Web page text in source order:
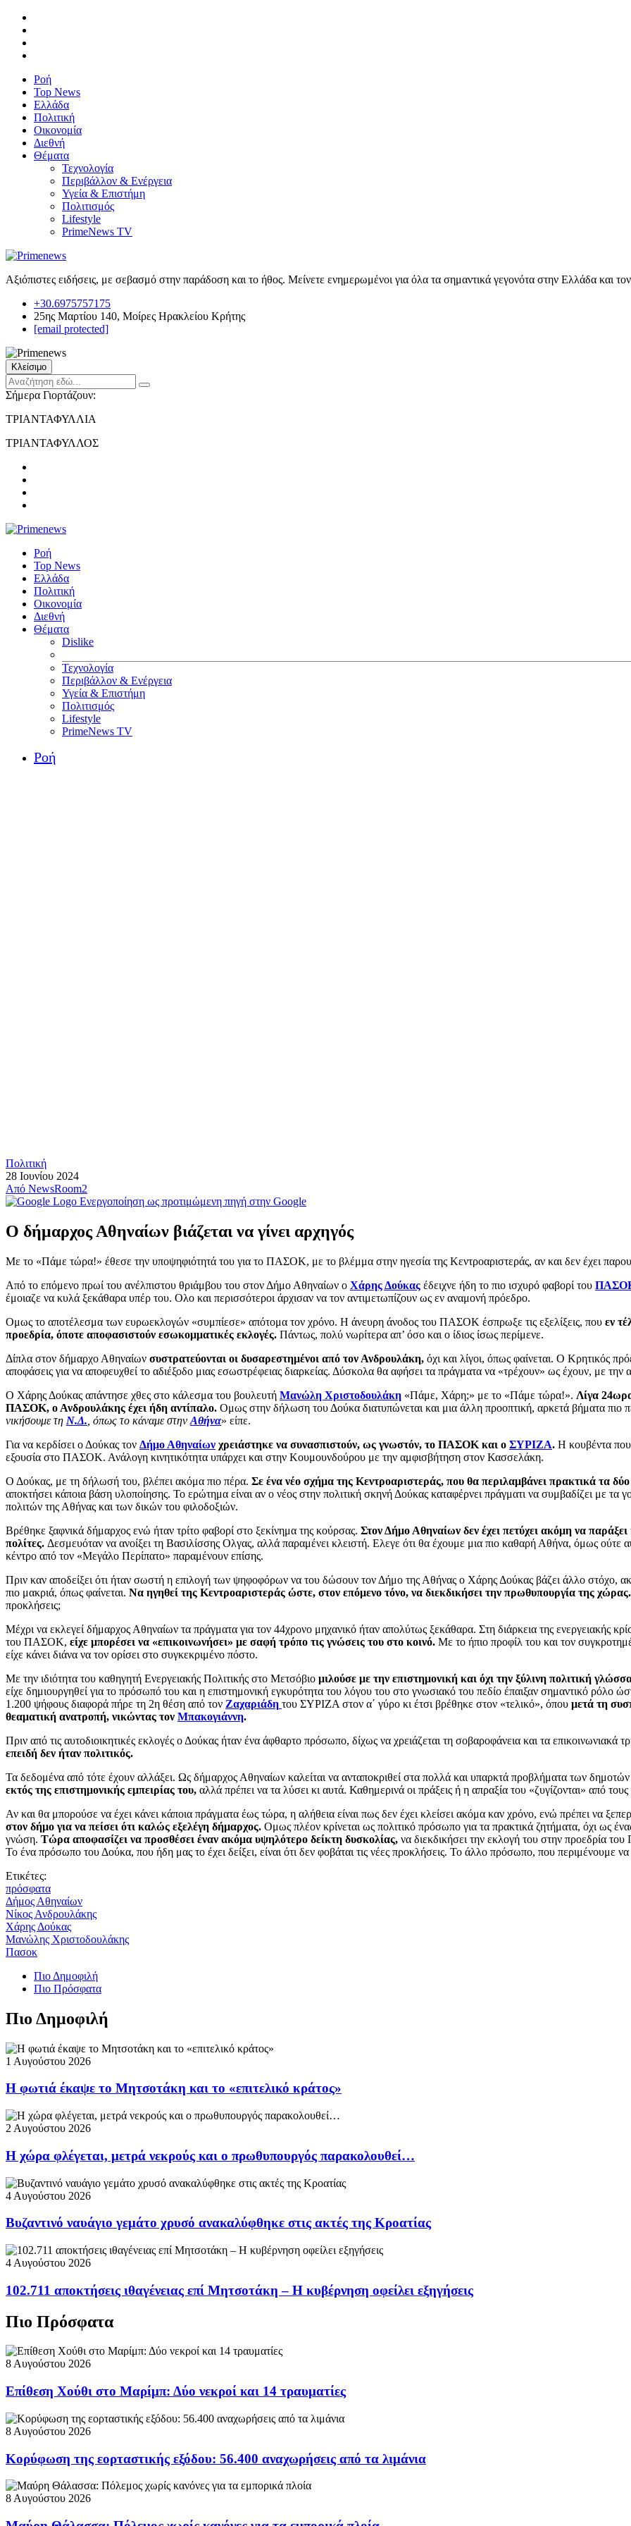
Ροή
Top News
Ελλάδα
Πολιτική
Οικονομία
Διεθνή
Θέματα
Τεχνολογία
Περιβάλλον & Ενέργεια
Υγεία & Επιστήμη
Πολιτισμός
Lifestyle
PrimeNews TV
Αξιόπιστες ειδήσεις, με σεβασμό στην παράδοση και το ήθος. Μείνετε ενημερωμένοι για όλα τα σημαντικά γεγονότα στην Ελλάδα και
+30.6975757175
25ης Μαρτίου 140, Μοίρες Ηρακλείου Κρήτης
[email protected]
Κλείσιμο
Σήμερα Γιορτάζουν:
ΤΡΙΑΝΤΑΦΥΛΛΙΑ
ΤΡΙΑΝΤΑΦΥΛΛΟΣ
Ροή
Top News
Ελλάδα
Πολιτική
Οικονομία
Διεθνή
Θέματα
Dislike
Τεχνολογία
Περιβάλλον & Ενέργεια
Υγεία & Επιστήμη
Πολιτισμός
Lifestyle
PrimeNews TV
Ροή
Πολιτική
28 Ιουνίου 2024
Από NewsRoom2
Ενεργοποίηση ως προτιμώμενη πηγή στην Google
Ο δήμαρχος Αθηναίων βιάζεται να γίνει αρχηγός
Με το «Πάμε τώρα!» έθεσε την υποψηφιότητά του για το ΠΑΣΟΚ, με το βλέμμα στην ηγεσία της Κεντροαριστεράς, αν και δεν έχει
Από το επόμενο πρωί του ανέλπιστου θριάμβου του στον Δήμο Αθηναίων ο Χάρης Δούκας έδειχνε ήδη το πιο ισχυρό φαβορί του
έμοιαζε να κυλά ξεκάθαρα υπέρ του. Ολο και περισσότεροι άρχισαν να τον αντιμετωπίζουν ως εν αναμονή πρόεδρο.
Ομως το αποτέλεσμα των ευρωεκλογών «συμπίεσε» απότομα τον χρόνο. Η άνευρη άνοδος του ΠΑΣΟΚ έσπρωξε τις εξελίξεις, που εν
προεδρία, όποτε αποφασιστούν εσωκομματικές εκλογές. Πάντως, πολύ νωρίτερα απ’ όσο και ο ίδιος ίσως περίμενε.
Δίπλα στον δήμαρχο Αθηναίων συστρατεύονται οι δυσαρεστημένοι από τον Ανδρουλάκη, όχι και λίγοι, όπως φαίνεται. Ο Κρητικός
αποφάσεις για να αποφευχθεί το αδιέξοδο μιας εσωστρέφειας διαρκείας. Δύσκολα θα αφήσει τα πράγματα να «τρέχουν» ως έχουν, με την
Ο Χάρης Δούκας απάντησε χθες στο κάλεσμα του βουλευτή Μανώλη Χριστοδουλάκη «Πάμε, Χάρη;» με το «Πάμε τώρα!». Λίγα
ΠΑΣΟΚ, ο Ανδρουλάκης έχει ήδη αντίπαλο. Ομως στην δήλωση του Δούκα διατυπώνεται και μια άλλη προοπτική, αρκετά βήματα πιο
νικήσουμε τη Ν.Δ. , όπως το κάναμε στην Αθήνα» είπε.
Για να κερδίσει ο Δούκας τον Δήμο Αθηναίων χρειάστηκε να συνασπιστούν, ως γνωστόν, το ΠΑΣΟΚ και ο ΣΥΡΙΖΑ. Η κουβέντα που
εξουσία στο ΠΑΣΟΚ. Ανάλογη κινητικότητα υπάρχει και στην Κουμουνδούρου με την αμφισβήτηση στον Κασσελάκη.
Ο Δούκας, με τη δήλωσή του, βλέπει ακόμα πιο πέρα. Σε ένα νέο σχήμα της Κεντροαριστεράς, που θα περιλαμβάνει πρακτικά τα
αποκτήσει κάποια βάση υλοποίησης. Το ερώτημα είναι αν ο νέος στην πολιτική σκηνή Δούκας καταφέρνει πράγματι να συμβαδίζει με
πολιτών της Αθήνας και των δικών του φιλοδοξιών.
Βρέθηκε ξαφνικά δήμαρχος ενώ ήταν τρίτο φαβορί στο ξεκίνημα της κούρσας. Στον Δήμο Αθηναίων δεν έχει πετύχει ακόμη να
πολίτες. Δεσμευόταν να ανοίξει τη Βασιλίσσης Ολγας, αλλά παραμένει κλειστή. Ελεγε ότι θα έχουμε μια πιο καθαρή Αθήνα, όμως
κέντρο από τον «Μεγάλο Περίπατο» παραμένουν επίσης.
Πριν καν αποδείξει ότι ήταν σωστή η επιλογή των ψηφοφόρων να του δώσουν τον Δήμο της Αθήνας ο Χάρης Δούκας βάζει άλλο
πιο μακριά, όπως φαίνεται. Να ηγηθεί της Κεντροαριστεράς ώστε, στον επόμενο τόνο, να διεκδικήσει την πρωθυπουργία της χώρας.
προκλήσεις;
Μέχρι να εκλεγεί δήμαρχος Αθηναίων τα πράγματα για τον 44χρονο μηχανικό ήταν απολύτως ξεκάθαρα. Στη διάρκεια της ενεργειακής
του ΠΑΣΟΚ, είχε μπορέσει να «επικοινωνήσει» με σαφή τρόπο τις γνώσεις του στο κοινό. Με το ήπιο προφίλ του και τον
είχε κάνει διάνα να τον ορίσει στο συγκεκριμένο πόστο.
Με την ιδιότητα του καθηγητή Ενεργειακής Πολιτικής στο Μετσόβιο μιλούσε με την επιστημονική και όχι την ξύλινη πολιτική
είχε δημιουργηθεί για το πρόσωπό του και η επιστημονική εγκυρότητα του λόγου του στο γνωσιακό του πεδίο έπαιξαν σημαντικό
1.200 ψήφους διαφορά πήρε τη 2η θέση από τον Ζαχαριάδη του ΣΥΡΙΖΑ στον α΄ γύρο κι έτσι βρέθηκε στον «τελικό», όπου μετά τη
θεαματική ανατροπή, νικώντας τον Μπακογιάννη.
Πριν από τις αυτοδιοικητικές εκλογές ο Δούκας ήταν ένα άφθαρτο πρόσωπο, δίχως να χρειάζεται τη σοβαροφάνεια και τα επικοινωνιακά
επειδή δεν ήταν πολιτικός.
Τα δεδομένα από τότε έχουν αλλάξει. Ως δήμαρχος Αθηναίων καλείται να ανταποκριθεί στα πολλά και υπαρκτά προβλήματα των δημοτών
εκτός της επιστημονικής εμπειρίας του, αλλά πρέπει να τα λύσει κι αυτά. Καθημερινά οι πράξεις ή η απραξία του «ζυγίζονται» από τους
Αν και θα μπορούσε να έχει κάνει κάποια πράγματα έως τώρα, η αλήθεια είναι πως δεν έχει κλείσει ακόμα καν χρόνο, ενώ πρέπει να
στον δήμο για να πείσει ότι καλώς εξελέγη δήμαρχος. Ομως πλέον κρίνεται ως πολιτικό πρόσωπο για τα πρακτικά ζητήματα, όχι ως
γνώση. Τώρα αποφασίζει να προσθέσει έναν ακόμα υψηλότερο δείκτη δυσκολίας, να διεκδικήσει την εκλογή του στην προεδρία
Το ένα πρόσωπο του Δούκα, που ήδη μας το έχει δείξει, είναι ότι δεν φοβάται τις νέες προκλήσεις. Το άλλο πρόσωπο, που περιμένουμε να
Ετικέτες:
πρόσφατα
Δήμος Αθηναίων
Νίκος Ανδρουλάκης
Χάρης Δούκας
Μανώλης Χριστοδουλάκης
Πασοκ
Πιο Δημοφιλή
Πιο Πρόσφατα
Πιο Δημοφιλή
1 Αυγούστου 2026
Η φωτιά έκαψε το Μητσοτάκη και το «επιτελικό κράτος»
2 Αυγούστου 2026
Η χώρα φλέγεται, μετρά νεκρούς και ο πρωθυπουργός παρακολουθεί…
4 Αυγούστου 2026
Βυζαντινό ναυάγιο γεμάτο χρυσό ανακαλύφθηκε στις ακτές της Κροατίας
4 Αυγούστου 2026
102.711 αποκτήσεις ιθαγένειας επί Μητσοτάκη – Η κυβέρνηση οφείλει εξηγήσεις
Πιο Πρόσφατα
8 Αυγούστου 2026
Επίθεση Χούθι στο Μαρίμπ: Δύο νεκροί και 14 τραυματίες
8 Αυγούστου 2026
Κορύφωση της εορταστικής εξόδου: 56.400 αναχωρήσεις από τα λιμάνια
8 Αυγούστου 2026